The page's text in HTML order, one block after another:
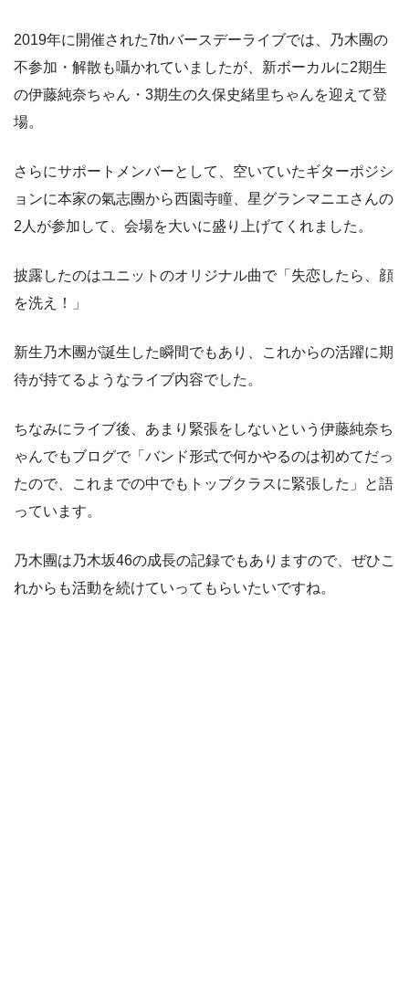
2019年に開催された7thバースデーライブでは、乃木團の
不参加・解散も囁かれていましたが、新ボーカルに2期生
の伊藤純奈ちゃん・3期生の久保史緒里ちゃんを迎えて登
場。
さらにサポートメンバーとして、空いていたギターポジシ
ョンに本家の氣志團から西園寺瞳、星グランマニエさんの
2人が参加して、会場を大いに盛り上げてくれました。
披露したのはユニットのオリジナル曲で「失恋したら、顔
を洗え！」
新生乃木團が誕生した瞬間でもあり、これからの活躍に期
待が持てるようなライブ内容でした。
ちなみにライブ後、あまり緊張をしないという伊藤純奈ち
ゃんでもブログで「バンド形式で何かやるのは初めてだっ
たので、これまでの中でもトップクラスに緊張した」と語
っています。
乃木團は乃木坂46の成長の記録でもありますので、ぜひこ
れからも活動を続けていってもらいたいですね。